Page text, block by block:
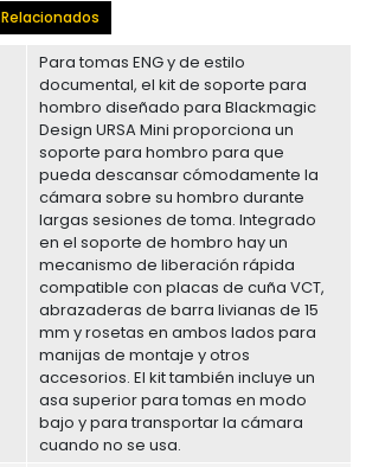
Relacionados
Para tomas ENG y de estilo
documental, el kit de soporte para
hombro diseñado para Blackmagic
Design URSA Mini proporciona un
soporte para hombro para que
pueda descansar cómodamente la
cámara sobre su hombro durante
largas sesiones de toma. Integrado
en el soporte de hombro hay un
mecanismo de liberación rápida
compatible con placas de cuña VCT,
abrazaderas de barra livianas de 15
mm y rosetas en ambos lados para
manijas de montaje y otros
accesorios. El kit también incluye un
asa superior para tomas en modo
bajo y para transportar la cámara
cuando no se usa.